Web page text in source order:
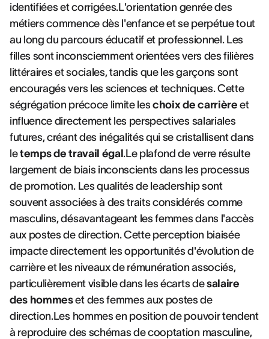
identifiées et corrigées.L'orientation genrée des
métiers commence dès l'enfance et se perpétue tout
au long du parcours éducatif et professionnel. Les
filles sont inconsciemment orientées vers des filières
littéraires et sociales, tandis que les garçons sont
encouragés vers les sciences et techniques. Cette
ségrégation précoce limite leschoix de carrière et
influence directement les perspectives salariales
futures, créant des inégalités qui se cristallisent dans
letemps de travail égal.Le plafond de verre résulte
largement de biais inconscients dans les processus
de promotion. Les qualités de leadership sont
souvent associées à des traits considérés comme
masculins, désavantageant les femmes dans l'accès
aux postes de direction. Cette perception biaisée
impacte directement les opportunités d'évolution de
carrière et les niveaux de rémunération associés,
particulièrement visible dans les écarts desalaire
des hommeset des femmes aux postes de
direction.Les hommes en position de pouvoir tendent
à reproduire des schémas de cooptation masculine,